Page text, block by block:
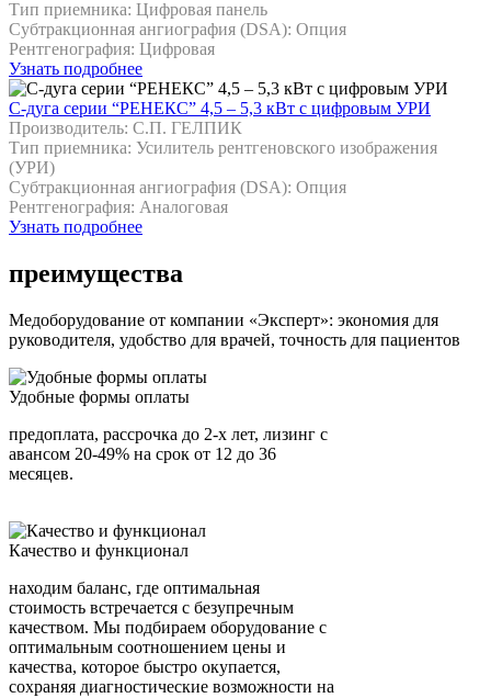
Тип приемника: Цифровая панель
Cубтракционная ангиография (DSA): Опция
Рентгенография: Цифровая
Узнать подробнее
С-дуга серии “РЕНЕКС” 4,5 – 5,3 кВт с цифровым УРИ
Производитель: С.П. ГЕЛПИК
Тип приемника: Усилитель рентгеновского изображения
(УРИ)
Cубтракционная ангиография (DSA): Опция
Рентгенография: Аналоговая
Узнать подробнее
преимущества
Медоборудование от компании «Эксперт»: экономия для
руководителя, удобство для врачей, точность для пациентов
Удобные формы оплаты
предоплата, рассрочка до 2-х лет, лизинг с
авансом 20-49% на срок от 12 до 36
месяцев.
Качество и функционал
находим баланс, где оптимальная
стоимость встречается с безупречным
качеством. Мы подбираем оборудование с
оптимальным соотношением цены и
качества, которое быстро окупается,
сохраняя диагностические возможности на